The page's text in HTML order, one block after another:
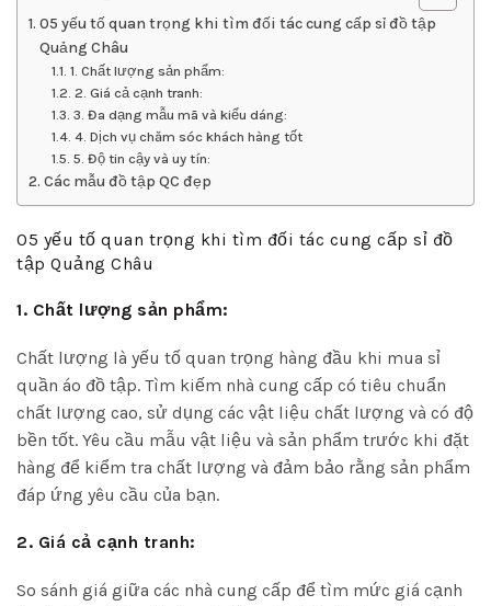
05 yếu tố quan trọng khi tìm đối tác cung cấp sỉ đồ tập
Quảng Châu
1. Chất lượng sản phẩm:
2. Giá cả cạnh tranh:
3. Đa dạng mẫu mã và kiểu dáng:
4. Dịch vụ chăm sóc khách hàng tốt
5. Độ tin cậy và uy tín:
Các mẫu đồ tập QC đẹp
05 yếu tố quan trọng khi tìm đối tác cung cấp sỉ đồ
tập Quảng Châu
1. Chất lượng sản phẩm:
Chất lượng là yếu tố quan trọng hàng đầu khi mua sỉ
quần áo đồ tập. Tìm kiếm nhà cung cấp có tiêu chuẩn
chất lượng cao, sử dụng các vật liệu chất lượng và có độ
bền tốt. Yêu cầu mẫu vật liệu và sản phẩm trước khi đặt
hàng để kiểm tra chất lượng và đảm bảo rằng sản phẩm
đáp ứng yêu cầu của bạn.
2. Giá cả cạnh tranh:
So sánh giá giữa các nhà cung cấp để tìm mức giá cạnh